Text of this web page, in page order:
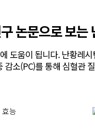
논문으로 보는
도움이 됩니다. 난황레
감소(PC)를 통해 심혈관